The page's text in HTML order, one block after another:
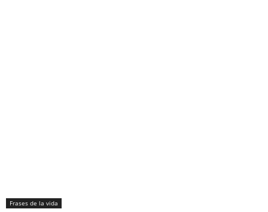
Frases de la vida